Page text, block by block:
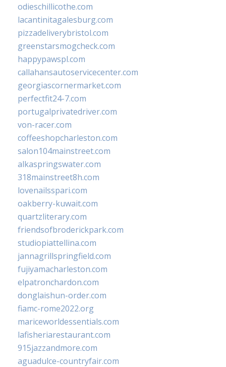
odieschillicothe.com
lacantinitagalesburg.com
pizzadeliverybristol.com
greenstarsmogcheck.com
happypawspl.com
callahansautoservicecenter.com
georgiascornermarket.com
perfectfit24-7.com
portugalprivatedriver.com
von-racer.com
coffeeshopcharleston.com
salon104mainstreet.com
alkaspringswater.com
318mainstreet8h.com
lovenailsspari.com
oakberry-kuwait.com
quartzliterary.com
friendsofbroderickpark.com
studiopiattellina.com
jannagrillspringfield.com
fujiyamacharleston.com
elpatronchardon.com
donglaishun-order.com
fiamc-rome2022.org
mariceworldessentials.com
lafisheriarestaurant.com
915jazzandmore.com
aguadulce-countryfair.com